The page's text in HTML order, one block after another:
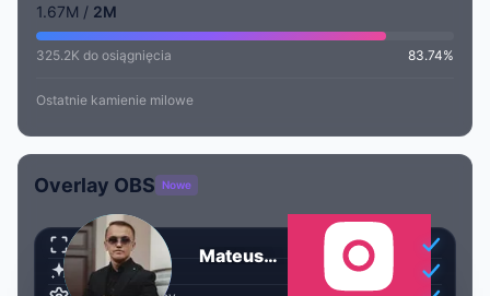
1.67M / 2M
325.2K do osiągnięcia 83.74%
Ostatnie kamienie milowe
Overlay OBS Nowe
Mateusz Krzyżanowski
Przezroczysty
Animowany